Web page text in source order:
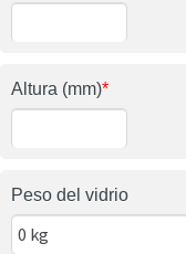
Altura (mm)*
Peso del vidrio